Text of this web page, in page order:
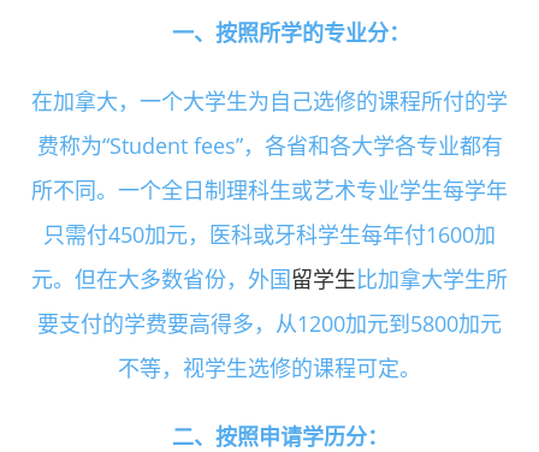
一、按照所学的专业分：
在加拿大，一个大学生为自己选修的课程所付的学
费称为“Student fees”，各省和各大学各专业都有
所不同。一个全日制理科生或艺术专业学生每学年
只需付450加元，医科或牙科学生每年付1600加
元。但在大多数省份，外国留学生比加拿大学生所
要支付的学费要高得多，从1200加元到5800加元
不等，视学生选修的课程可定。
二、按照申请学历分：